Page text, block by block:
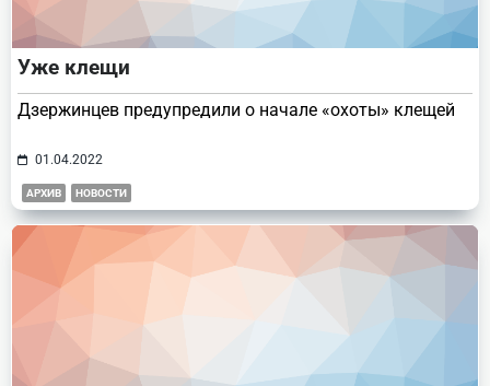
Уже клещи
Дзержинцев предупредили о начале «охоты» клещей
01.04.2022
АРХИВ НОВОСТИ